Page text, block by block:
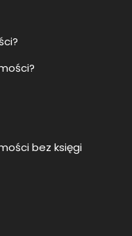
bez księgi